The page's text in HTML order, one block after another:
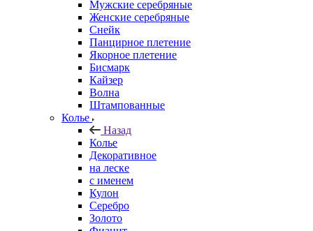
Мужские серебряные
Женские серебряные
Снейк
Панцирное плетение
Якорное плетение
Бисмарк
Кайзер
Волна
Штампованные
Колье
Назад
Колье
Декоративное
на леске
с именем
Кулон
Серебро
Золото